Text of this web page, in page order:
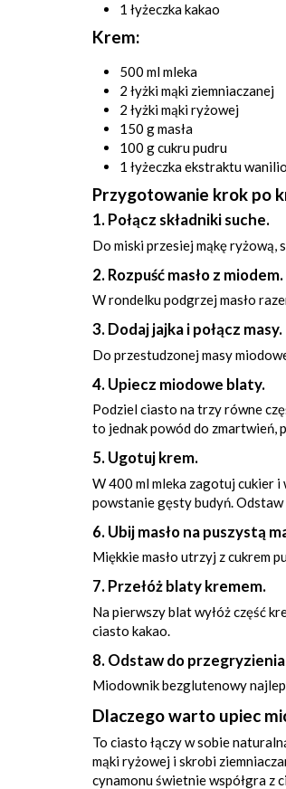
1 łyżeczka kakao
Krem:
500 ml mleka
2 łyżki mąki ziemniaczanej
2 łyżki mąki ryżowej
150 g masła
100 g cukru pudru
1 łyżeczka ekstraktu
Przygotowanie krok po
1. Połącz składniki suche.
Do miski przesiej mąkę ryżową,
2. Rozpuść masło z miodem.
W rondelku podgrzej masło
3. Dodaj jajka i połącz masy.
Do przestudzonej masy
4. Upiecz miodowe blaty.
Podziel ciasto na trzy równe
to jednak powód do zmartwień,
5. Ugotuj krem.
W 400 ml mleka zagotuj cukier i
powstanie gęsty budyń.
6. Ubij masło na puszystą
Miękkie masło utrzyj z cukrem
7. Przełóż blaty kremem.
Na pierwszy blat wyłóż część
ciasto kakao.
8. Odstaw do
Miodownik bezglutenowy
Dlaczego warto upiec
To ciasto łączy w sobie
mąki ryżowej i skrobi
cynamonu świetnie współgra z